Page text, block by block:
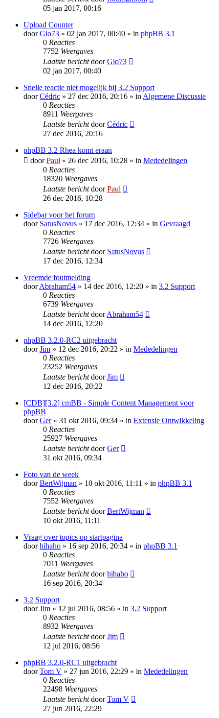
05 jan 2017, 00:16
Upload Counter
doorGio73 » 02 jan 2017, 00:40 » in phpBB 3.1
0 Reacties
7752 Weergaves
Laatste berichtdoorGio73
02 jan 2017, 00:40
Snelle reactie niet mogelijk bij 3.2 Support
doorCédric » 27 dec 2016, 20:16 » inAlgemene Discussie
0 Reacties
8911 Weergaves
Laatste berichtdoorCédric
27 dec 2016, 20:16
phpBB 3.2 Rhea komt eraan
doorPaul » 26 dec 2016, 10:28 » in Mededelingen
0 Reacties
18320 Weergaves
Laatste berichtdoorPaul
26 dec 2016, 10:28
Sidebar voor het forum
door SatusNovus » 17 dec 2016, 12:34 » in Gevraagd
0 Reacties
7726 Weergaves
Laatste berichtdoor SatusNovus
17 dec 2016, 12:34
Vreemde foutmelding
doorAbraham54 » 14 dec 2016, 12:20 » in 3.2 Support
0 Reacties
6739 Weergaves
Laatste berichtdoorAbraham54
14 dec 2016, 12:20
phpBB 3.2.0-RC2 uitgebracht
doorJim » 12 dec 2016, 20:22 » in Mededelingen
0 Reacties
23252 Weergaves
Laatste berichtdoorJim
12 dec 2016, 20:22
[CDB][3.2] cmBB - Simple Content Management voor
phpBB
doorGer» 31 okt 2016, 09:34 » in Extensie Ontwikkeling
0 Reacties
25927 Weergaves
Laatste berichtdoorGer
31 okt 2016, 09:34
Foto van de week
doorBertWijman » 10 okt 2016, 11:11 » in phpBB 3.1
0 Reacties
7552 Weergaves
Laatste berichtdoorBertWijman
10 okt 2016, 11:11
Vraag over topics op startpagina
doorhihaho » 16 sep 2016, 20:34 » in phpBB 3.1
0 Reacties
7011 Weergaves
Laatste berichtdoorhihaho
16 sep 2016, 20:34
3.2 Support
doorJim » 12 jul 2016, 08:56 » in 3.2 Support
0 Reacties
8932 Weergaves
Laatste berichtdoorJim
12 jul 2016, 08:56
phpBB 3.2.0-RC1 uitgebracht
doorTom V » 27 jun 2016, 22:29 » in Mededelingen
0 Reacties
22498 Weergaves
Laatste berichtdoorTom V
27 jun 2016, 22:29